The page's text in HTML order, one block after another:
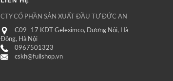
CTY CỔ PHẦN SẢN XUẤT ĐẦU TƯ ĐỨC AN
C09- 17 KĐT Geleximco, Dương Nội, Hà
Đông, Hà Nội
0967501323
cskh@fullshop.vn